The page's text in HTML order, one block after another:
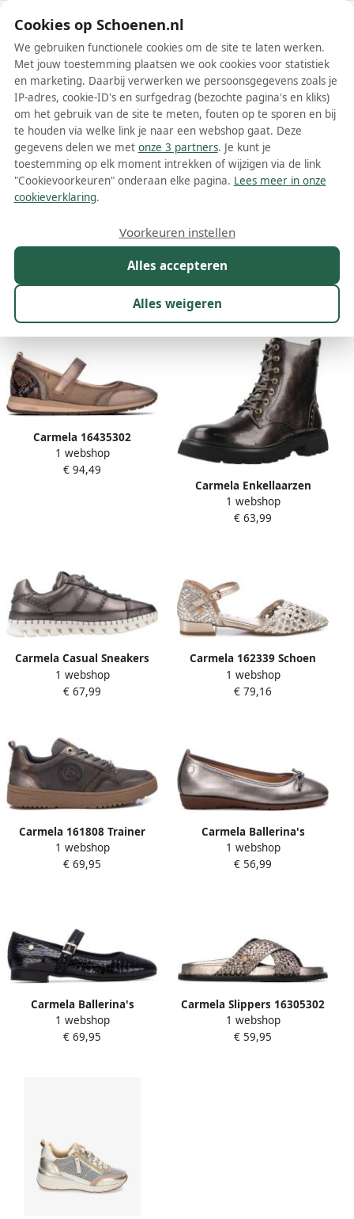
Schoenen.nl
Wis filters Alle filters
Grijze Carmela damesschoenen
Meer lezen
Kleur 1
9 resultaten:
Carmela 16435302
Schoenen Bruin Vrouw
1 webshop
€ 94,49
Carmela Enkellaarzen
162549c
1 webshop
€ 63,99
Carmela Casual Sneakers
voor Vrouwen
1 webshop
€ 67,99
Carmela 162339 Schoen
LEIDEN
1 webshop
€ 79,16
Carmela 161808 Trainer
GRIJS
1 webshop
€ 69,95
Carmela Ballerina's
16198505c
1 webshop
€ 56,99
Carmela Ballerina's
16256104
1 webshop
€ 69,95
Carmela Slippers 16305302
1 webshop
€ 59,95
Cookies op Schoenen.nl
We gebruiken functionele cookies om de site te laten werken.
Met jouw toestemming plaatsen we ook cookies voor statistiek
en marketing. Daarbij verwerken we persoonsgegevens zoals je
IP-adres, cookie-ID's en surfgedrag (bezochte pagina's en kliks)
om het gebruik van de site te meten, fouten op te sporen en bij
te houden via welke link je naar een webshop gaat. Deze
gegevens delen we met onze 3 partners. Je kunt je
toestemming op elk moment intrekken of wijzigen via de link
"Cookievoorkeuren" onderaan elke pagina. Lees meer in onze
cookieverklaring.
Alles accepteren
Alles weigeren
Voorkeuren instellen